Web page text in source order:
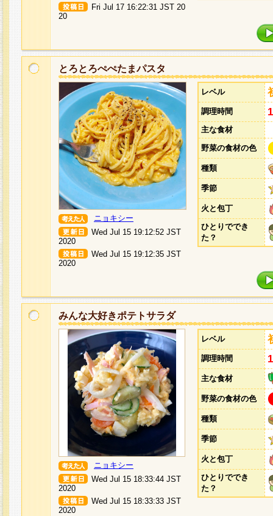
Fri Jul 17 16:22:31 JST 20
20
とろとろぺぺたまパスタ
ニョキシー
Wed Jul 15 19:12:52 JST
2020
Wed Jul 15 19:12:35 JST
2020
レベル
調理時間
主な食材
野菜の食材の色
種類
季節
火と包丁
ひとりででき
た？
みんな大好きポテトサラダ
ニョキシー
Wed Jul 15 18:33:44 JST
2020
Wed Jul 15 18:33:33 JST
2020
レベル
調理時間
主な食材
野菜の食材の色
種類
季節
火と包丁
ひとりででき
た？